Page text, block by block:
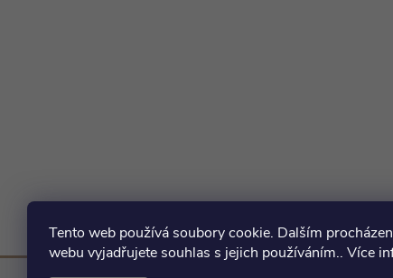
Tento web používá soubory cookie. Dalším
webu vyjadřujete souhlas s jejich používáním.. Více